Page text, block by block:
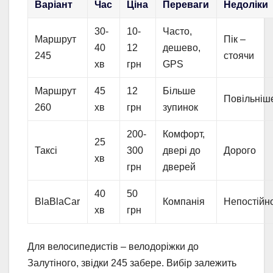
Варіант Час Ціна Переваги Недоліки
Маршрут
245
30-
40
хв
10-
12
грн
Часто,
дешево,
GPS
Пік –
стоячи
Маршрут
260
45
хв
12
грн
Більше
зупинок
Таксі
25
хв
200-
300
грн
Комфорт,
двері до
дверей
Дорого
BlaBlaCar
40
хв
50
грн
Компанія
Для велосипедистів – велодоріжки до
Залутіного, звідки 245 забере. Вибір залежить